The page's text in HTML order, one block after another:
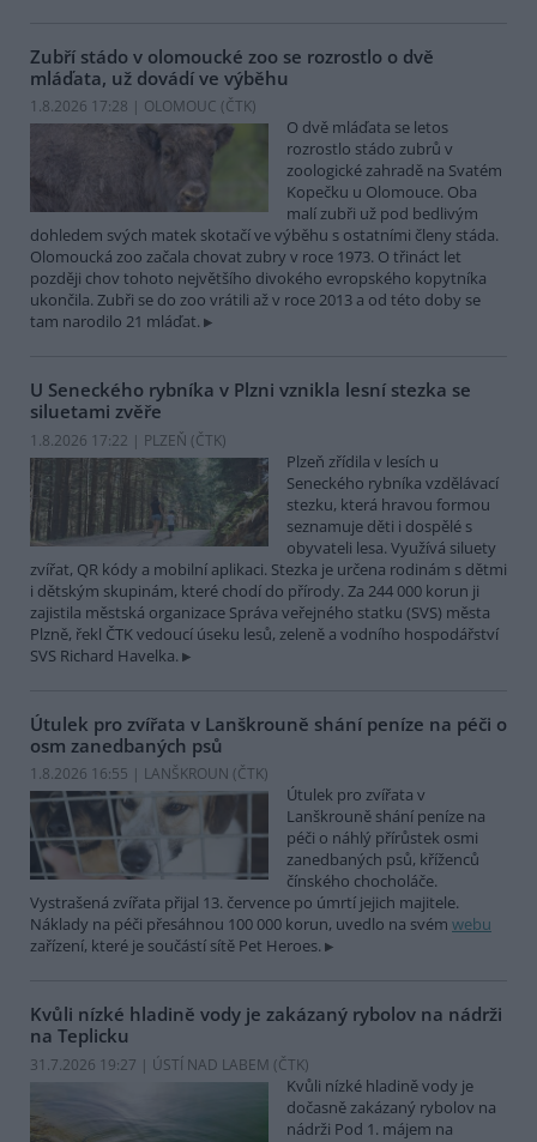
Zubří stádo v olomoucké zoo se rozrostlo o dvě
mláďata, už dovádí ve výběhu
1.8.2026 17:28 | OLOMOUC (ČTK)
O dvě mláďata se letos
rozrostlo stádo zubrů v
zoologické zahradě na Svatém
Kopečku u Olomouce. Oba
malí zubři už pod bedlivým
dohledem svých matek skotačí ve výběhu s ostatními členy stáda.
Olomoucká zoo začala chovat zubry v roce 1973. O třináct let
později chov tohoto největšího divokého evropského kopytníka
ukončila. Zubři se do zoo vrátili až v roce 2013 a od této doby se
tam narodilo 21 mláďat.
U Seneckého rybníka v Plzni vznikla lesní stezka se
siluetami zvěře
1.8.2026 17:22 | PLZEŇ (ČTK)
Plzeň zřídila v lesích u
Seneckého rybníka vzdělávací
stezku, která hravou formou
seznamuje děti i dospělé s
obyvateli lesa. Využívá siluety
zvířat, QR kódy a mobilní aplikaci. Stezka je určena rodinám s dětmi
i dětským skupinám, které chodí do přírody. Za 244 000 korun ji
zajistila městská organizace Správa veřejného statku (SVS) města
Plzně, řekl ČTK vedoucí úseku lesů, zeleně a vodního hospodářství
SVS Richard Havelka.
Útulek pro zvířata v Lanškrouně shání peníze na péči o
osm zanedbaných psů
1.8.2026 16:55 | LANŠKROUN (ČTK)
Útulek pro zvířata v
Lanškrouně shání peníze na
péči o náhlý přírůstek osmi
zanedbaných psů, kříženců
čínského chocholáče.
Vystrašená zvířata přijal 13. července po úmrtí jejich majitele.
Náklady na péči přesáhnou 100 000 korun, uvedlo na svém webu
zařízení, které je součástí sítě Pet Heroes.
Kvůli nízké hladině vody je zakázaný rybolov na nádrži
na Teplicku
31.7.2026 19:27 | ÚSTÍ NAD LABEM (ČTK)
Kvůli nízké hladině vody je
dočasně zakázaný rybolov na
nádrži Pod 1. májem na